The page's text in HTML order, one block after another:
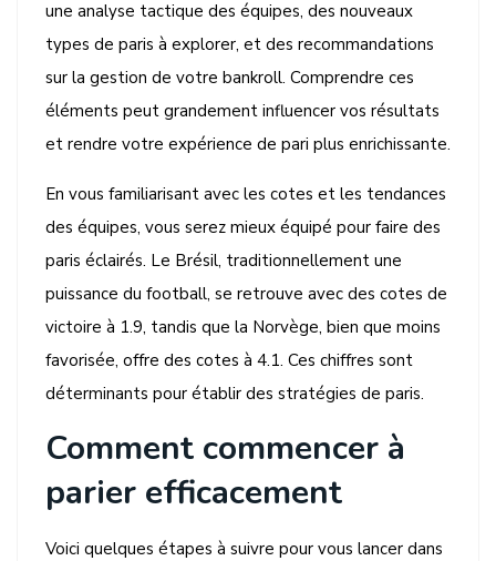
une analyse tactique des équipes, des nouveaux
types de paris à explorer, et des recommandations
sur la gestion de votre bankroll. Comprendre ces
éléments peut grandement influencer vos résultats
et rendre votre expérience de pari plus enrichissante.
En vous familiarisant avec les cotes et les tendances
des équipes, vous serez mieux équipé pour faire des
paris éclairés. Le Brésil, traditionnellement une
puissance du football, se retrouve avec des cotes de
victoire à 1.9, tandis que la Norvège, bien que moins
favorisée, offre des cotes à 4.1. Ces chiffres sont
déterminants pour établir des stratégies de paris.
Comment commencer à
parier efficacement
Voici quelques étapes à suivre pour vous lancer dans